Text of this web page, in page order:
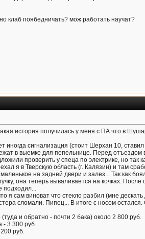
клаб поябедничать? мож работать научат?
история получилась у меня с ПА что в
иногда сигнализация (стоит Шерхан 10,
в выемке для пепельнице. Перед отъездом
проверить у спеца по электрике, но так
я в Тверскую область (г. Калязин) и там
на задней двери и залез... Так как
она теперь вываливается на кочках. После
подходил...
я сам виноват что стекло разбил (мне
сломали. Пипец... В итоге с носом остался.
и обратно - почти 2 бака) около 2 800 руб.
- 3 300 руб.
руб.